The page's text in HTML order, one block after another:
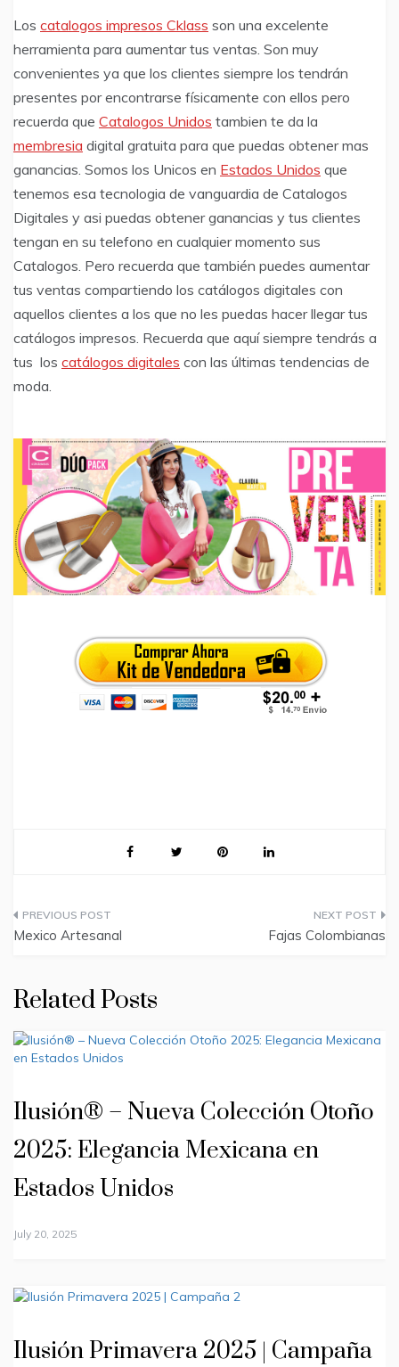
Los catalogos impresos Cklass son una excelente
herramienta para aumentar tus ventas. Son muy
convenientes ya que los clientes siempre los tendrán
presentes por encontrarse físicamente con ellos pero
recuerda que Catalogos Unidos tambien te da la
membresia digital gratuita para que puedas obtener mas
ganancias. Somos los Unicos en Estados Unidos que
tenemos esa tecnologia de vanguardia de Catalogos
Digitales y asi puedas obtener ganancias y tus clientes
tengan en su telefono en cualquier momento sus
Catalogos. Pero recuerda que también puedes aumentar
tus ventas compartiendo los catálogos digitales con
aquellos clientes a los que no les puedas hacer llegar tus
catálogos impresos. Recuerda que aquí siempre tendrás a
tus los catálogos digitales con las últimas tendencias de
moda.
Post
Mexico Artesanal Fajas Colombianas
Related Posts
Ilusión® – Nueva Colección Otoño
2025: Elegancia Mexicana en
Estados Unidos
July 20, 2025
Ilusión Primavera 2025 | Campaña